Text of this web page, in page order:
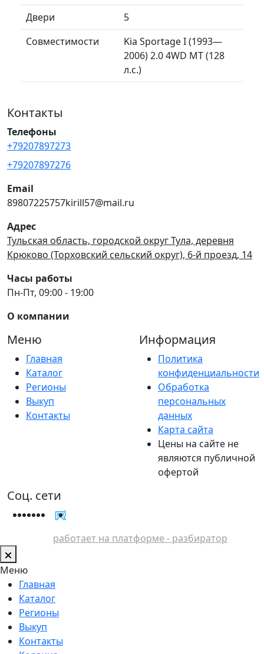
Двери
5
Совместимости
Kia Sportage I (1993—
2006) 2.0 4WD MT (128
л.с.)
Контакты
Телефоны
+79207897273
+79207897276
Email
89807225757kirill57@mail.ru
Адрес
Тульская область, городской округ Тула, деревня
Крюково (Торховский сельский округ), 6-й проезд, 14
Часы работы
Пн-Пт, 09:00 - 19:00
О компании
Меню
Главная
Каталог
Регионы
Выкуп
Контакты
Информация
Политика
конфиденциальности
Обработка
персональных
данных
Карта сайта
Цены на сайте не
являются публичной
офертой
Соц. сети
работает на платформе - разбиратор
Меню
Главная
Каталог
Регионы
Выкуп
Контакты